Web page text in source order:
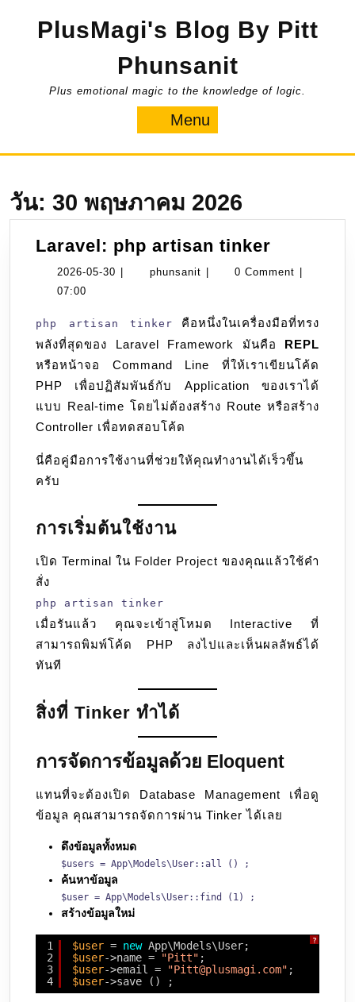
PlusMagi's Blog By Pitt
Phunsanit
Plus emotional magic to the knowledge of logic.
Menu
วัน: 30 พฤษภาคม 2026
Laravel: php artisan tinker
php
2026-05-30 2026- phunsanit phunsanit0 Comment
07:00
php artisan tinker
คือหนึ่งในเครื่องมือที่ทรง
พลังที่สุดของ Laravel Framework มันคือ REPL
หรือหน้าจอ Command Line ที่ให้เราเขียนโค้ด
PHP เพื่อปฏิสัมพันธ์กับ Application ของเราได้
แบบ Real-time โดยไม่ต้องสร้าง Route หรือสร้าง
Controller เพื่อทดสอบโค้ด
นี่คือคู่มือการใช้งานที่ช่วยให้คุณทำงานได้เร็วขึ้น
ครับ
การเริ่มต้นใช้งาน
เปิด Terminal ใน Folder Project ของคุณแล้วใช้คำ
สั่ง
php artisan tinker
เมื่อรันแล้ว คุณจะเข้าสู่โหมด Interactive ที่
สามารถพิมพ์โค้ด PHP ลงไปและเห็นผลลัพธ์ได้
ทันที
สิ่งที่ Tinker ทำได้
การจัดการข้อมูลด้วย Eloquent
แทนที่จะต้องเปิด Database Management เพื่อดู
ข้อมูล คุณสามารถจัดการผ่าน Tinker ได้เลย
ดึงข้อมูลทั้งหมด
$users = App\Models\User::all () ;
ค้นหาข้อมูล
$user = App\Models\User::find (1) ;
สร้างข้อมูลใหม่
?
1
2
3
4
$user = new App\Models\User;
$user->name = "Pitt" ;
$user->email = "Pitt@plusmagi.com" ;
$user->save () ;